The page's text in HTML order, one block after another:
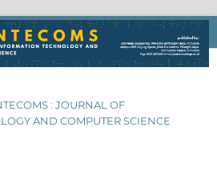
: JOURNAL OF
AND COMPUTER SCIENCE